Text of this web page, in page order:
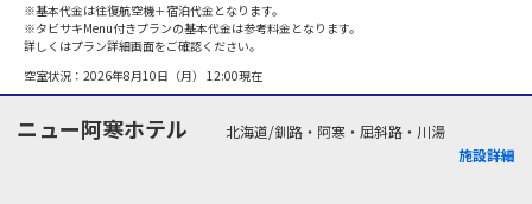
※基本代金は往復航空機＋宿泊代金となります。
※タビサキMenu付きプランの基本代金は参考料金となります。
詳しくはプラン詳細画面をご確認ください。
空室状況： 2026年8月10日（月） 12:00現在
ニュー阿寒ホテル
北海道/釧路・阿寒・屈斜路・川湯
施設詳細